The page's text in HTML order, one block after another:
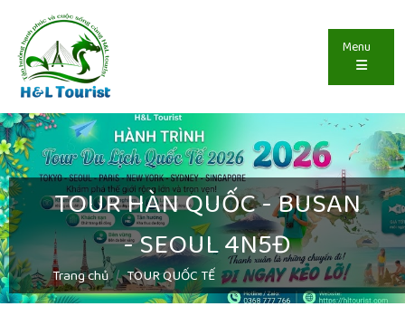
Menu
TOUR HÀN QUỐC - BUSAN
- SEOUL 4N5Đ
Trang chủ TOUR QUỐC TẾ